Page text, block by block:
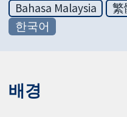
Bahasa Malaysia
繁
한국어
배경